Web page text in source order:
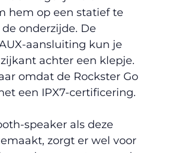
hem op een statief te
onderzijde. De
aansluiting kun je
achter een klepje.
omdat de Rockster Go
een IPX7-certificering.
speaker als deze
zorgt er wel voor